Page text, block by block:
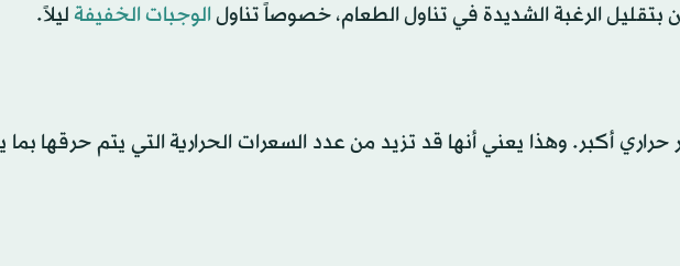
بتقليل الرغبة الشديدة في تناول الطعام، خصوصاً تناولالوجبات الخفيفة ليلاً.
حراري أكبر. وهذا يعني أنها قد تزيد من عدد السعرات الحرارية التي يتم حرقها